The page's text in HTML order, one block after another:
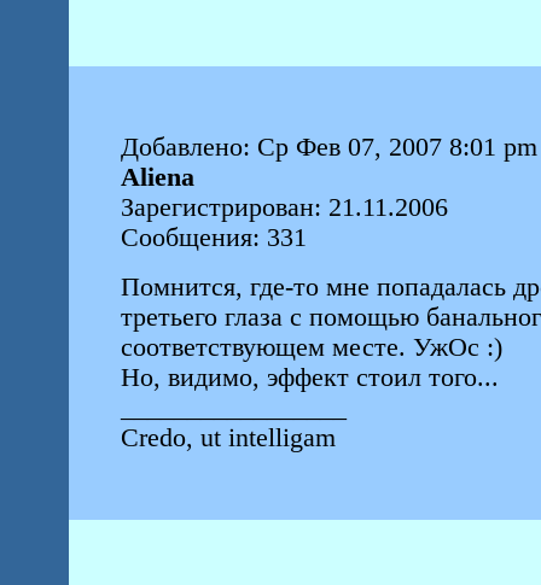
Добавлено: Ср Фев 07, 2007 8:01 pm
Aliena
Зарегистрирован: 21.11.2006
Сообщения: 331
Помнится, где-то мне попадалась
третьего глаза с помощью
соответствующем месте. УжОс :)
Но, видимо, эффект стоил того...
Credo, ut intelligam